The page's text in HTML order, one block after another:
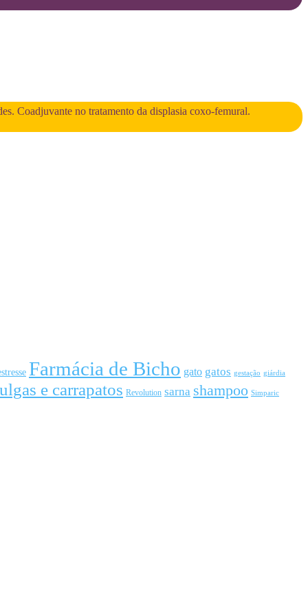
Coadjuvante no tratamento da displasia coxo-femural.
Farmácia de Bicho gato gatos gestação giárdia
e carrapatos Revolution sarna shampoo Simparic